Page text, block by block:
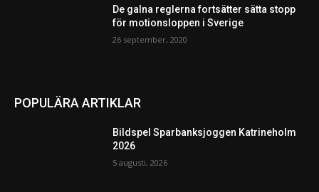
De galna reglerna fortsätter sätta stopp
för motionsloppen i Sverige
26 september, 2020
POPULÄRA ARTIKLAR
Bildspel Sparbanksjoggen Katrineholm
2026
5 augusti, 2026